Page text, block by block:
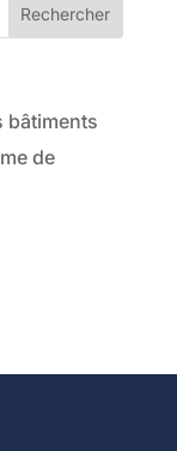
bâtiments
de